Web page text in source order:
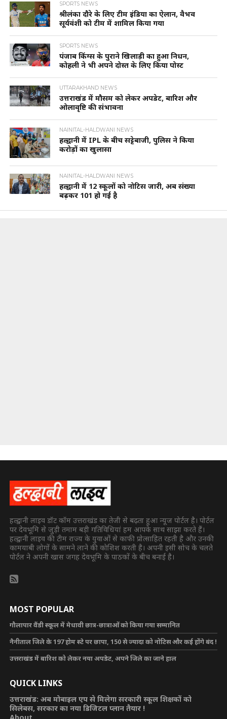
SPORTS NEWS
श्रीलंका दौरे के लिए टीम इंडिया का ऐलान, वैभव
सूर्यवंशी को टीम में शामिल किया गया
SPORTS NEWS
पंजाब किंग्स के पुराने खिलाड़ी का हुआ निधन,
कोहली ने भी अपने दोस्त के लिए किया पोस्ट
UTTARAKHAND NEWS
उत्तराखंड में मौसम को लेकर अपडेट, बारिश और
ओलावृष्टि की संभावना
NAINITAL-HALDWANI NEWS
हल्द्वानी में IPL के बीच सट्टेबाजी, पुलिस ने किया
करोड़ों का खुलासा
NAINITAL-HALDWANI NEWS
हल्द्वानी में 12 स्कूलों को नोटिस जारी, अब संख्या
बढ़कर 101 हो गई है
हल्द्वानी लाइव डॉट कॉम उत्तराखंड का तेजी से बढ़ता हुआ न्यूज पोर्टल है। पोर्टल
पर देवभूमि से जुड़ी तमाम बड़ी गतिविधियां हम आपके साथ साझा करते हैं।
हल्द्वानी लाइव की टीम राज्य के युवाओं से काफी प्रोत्साहित रहती है और उनकी
कामयाबी लोगों के सामने लाने की कोशिश करती है। अपनी इसी सोच के चलते
पोर्टल ने अपनी खास जगह देवभूमि के पाठकों के बीच बनाई है।
MOST POPULAR
गौलापार वैंडी स्कूल में मेधावी छात्र-छात्राओं को किया गया सम्मानित
नैनीताल जिले के 197 होम स्टे पर छापा, 150 से ज्यादा को नोटिस और कई होंगे बंद !
उत्तराखंड में बारिश को लेकर नया अपडेट, अपने जिले का जाने हाल
QUICK LINKS
उत्तराखंड: अब मोबाइल एप से मिलेगा सरकारी स्कूल शिक्षकों को
सिलेबस, सरकार का नया डिजिटल प्लान तैयार !